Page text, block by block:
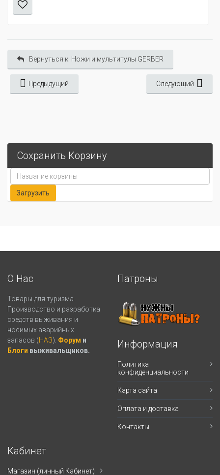
Вернуться к: Ножи и мультитулы GERBER
Предыдущий Следующий
Сохранить Корзину
О Нас
Товары для туризма.
Производство и разработка
средств выживания и
носимых аварийных
запасов (НАЗ). Форум и
Блоги выживальщиков.
Патроны
Информация
Политика
конфиденциальности
Карта сайта
Оплата и доставка
Контакты
Кабинет
Магазин (личный Кабинет)